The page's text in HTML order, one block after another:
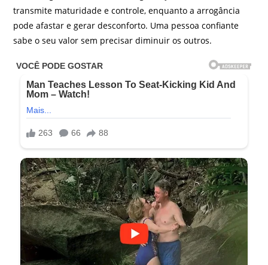
transmite maturidade e controle, enquanto a arrogância
pode afastar e gerar desconforto. Uma pessoa confiante
sabe o seu valor sem precisar diminuir os outros.